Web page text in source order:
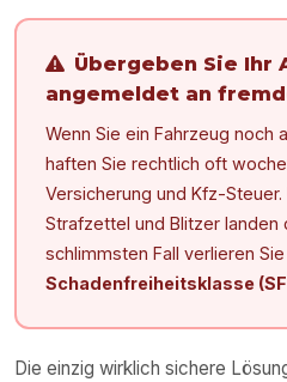
Übergeben Sie Ihr
angemeldet an
Wenn Sie ein Fahrzeug noch
haften Sie rechtlich oft
Versicherung und Kfz-Steuer.
Strafzettel und Blitzer landen
schlimmsten Fall verlieren
Schadenfreiheitsklasse
Die einzig wirklich sichere